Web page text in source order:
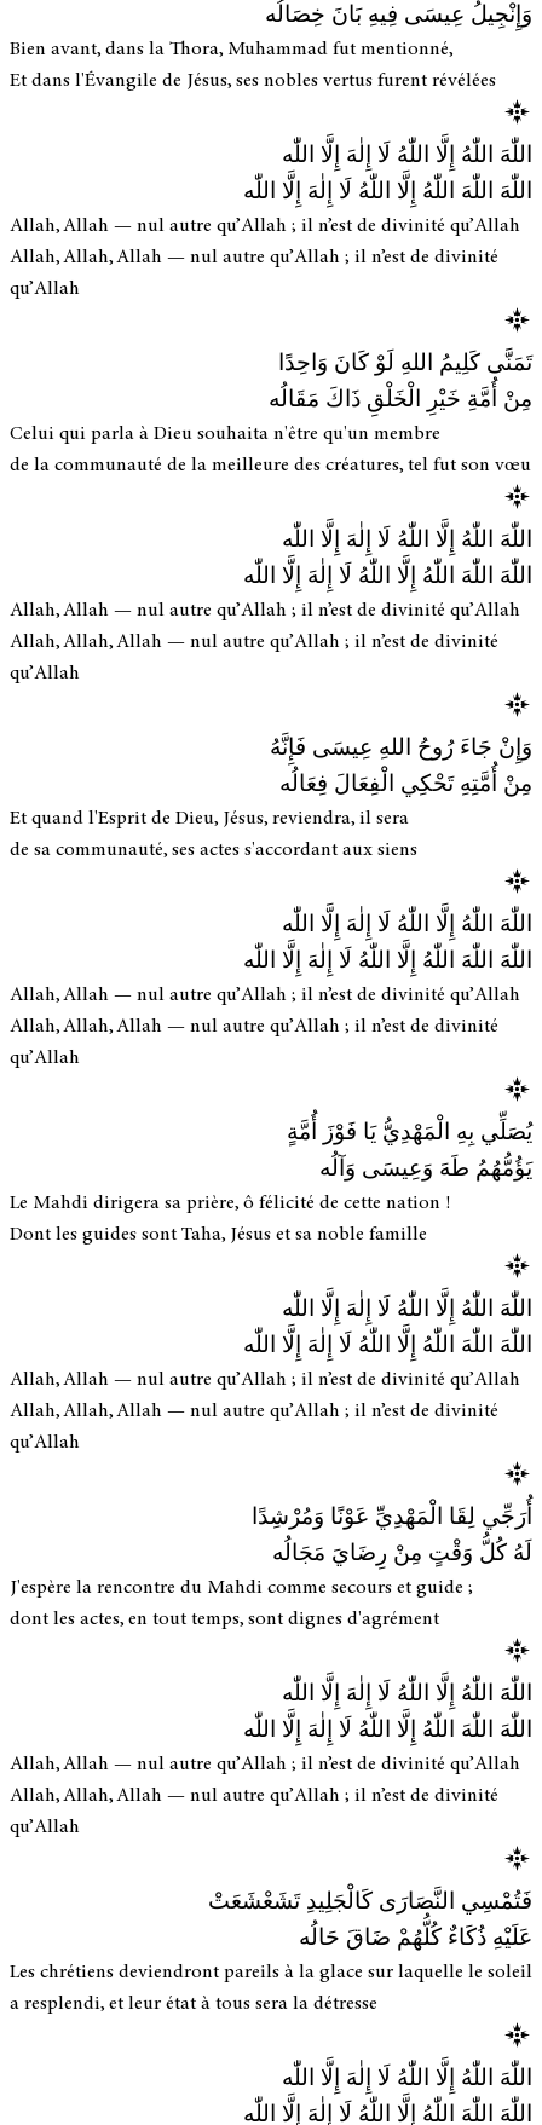
وَإِنْجِيلُ عِيسَى فِيهِ بَانَ خِصَالُه
Bien avant, dans la Thora, Muhammad fut mentionné,
Et dans l'Évangile de Jésus, ses nobles vertus furent révélées
اللّٰهَ اللّٰهُ إِلَّا اللّٰهُ لَا إِلٰهَ إِلَّا اللّٰه
اللّٰهَ اللّٰهَ اللّٰهُ إِلَّا اللّٰهُ لَا إِلٰهَ إِلَّا اللّٰه
Allah, Allah — nul autre qu’Allah ; il n’est de divinité qu’Allah
Allah, Allah, Allah — nul autre qu’Allah ; il n’est de divinité
qu’Allah
تَمَنَّى كَلِيمُ اللهِ لَوْ كَانَ وَاحِدًا
مِنْ أُمَّةِ خَيْرِ الْخَلْقِ ذَاكَ مَقَالُه
Celui qui parla à Dieu souhaita n'être qu'un membre
de la communauté de la meilleure des créatures, tel fut son vœu
اللّٰهَ اللّٰهُ إِلَّا اللّٰهُ لَا إِلٰهَ إِلَّا اللّٰه
اللّٰهَ اللّٰهَ اللّٰهُ إِلَّا اللّٰهُ لَا إِلٰهَ إِلَّا اللّٰه
Allah, Allah — nul autre qu’Allah ; il n’est de divinité qu’Allah
Allah, Allah, Allah — nul autre qu’Allah ; il n’est de divinité
qu’Allah
وَإِنْ جَاءَ رُوحُ اللهِ عِيسَى فَإِنَّهُ
مِنْ أُمَّتِهِ تَحْكِي الْفِعَالَ فِعَالُه
Et quand l'Esprit de Dieu, Jésus, reviendra, il sera
de sa communauté, ses actes s'accordant aux siens
اللّٰهَ اللّٰهُ إِلَّا اللّٰهُ لَا إِلٰهَ إِلَّا اللّٰه
اللّٰهَ اللّٰهَ اللّٰهُ إِلَّا اللّٰهُ لَا إِلٰهَ إِلَّا اللّٰه
Allah, Allah — nul autre qu’Allah ; il n’est de divinité qu’Allah
Allah, Allah, Allah — nul autre qu’Allah ; il n’est de divinité
qu’Allah
يُصَلِّي بِهِ الْمَهْدِيُّ يَا فَوْزَ أُمَّةٍ
يَؤُمُّهُمُ طَهَ وَعِيسَى وَآلُه
Le Mahdi dirigera sa prière, ô félicité de cette nation !
Dont les guides sont Taha, Jésus et sa noble famille
اللّٰهَ اللّٰهُ إِلَّا اللّٰهُ لَا إِلٰهَ إِلَّا اللّٰه
اللّٰهَ اللّٰهَ اللّٰهُ إِلَّا اللّٰهُ لَا إِلٰهَ إِلَّا اللّٰه
Allah, Allah — nul autre qu’Allah ; il n’est de divinité qu’Allah
Allah, Allah, Allah — nul autre qu’Allah ; il n’est de divinité
qu’Allah
أُرَجِّي لِقَا الْمَهْدِيِّ عَوْنًا وَمُرْشِدًا
لَهُ كُلُّ وَقْتٍ مِنْ رِضَايَ مَجَالُه
J'espère la rencontre du Mahdi comme secours et guide ;
dont les actes, en tout temps, sont dignes d'agrément
اللّٰهَ اللّٰهُ إِلَّا اللّٰهُ لَا إِلٰهَ إِلَّا اللّٰه
اللّٰهَ اللّٰهَ اللّٰهُ إِلَّا اللّٰهُ لَا إِلٰهَ إِلَّا اللّٰه
Allah, Allah — nul autre qu’Allah ; il n’est de divinité qu’Allah
Allah, Allah, Allah — nul autre qu’Allah ; il n’est de divinité
qu’Allah
فَتُمْسِي النَّصَارَى كَالْجَلِيدِ تَشَعْشَعَتْ
عَلَيْهِ ذُكَاءٌ كُلُّهُمْ ضَاقَ حَالُه
Les chrétiens deviendront pareils à la glace sur laquelle le soleil
a resplendi, et leur état à tous sera la détresse
اللّٰهَ اللّٰهُ إِلَّا اللّٰهُ لَا إِلٰهَ إِلَّا اللّٰه
اللّٰهَ اللّٰهَ اللّٰهُ إِلَّا اللّٰهُ لَا إِلٰهَ إِلَّا اللّٰه